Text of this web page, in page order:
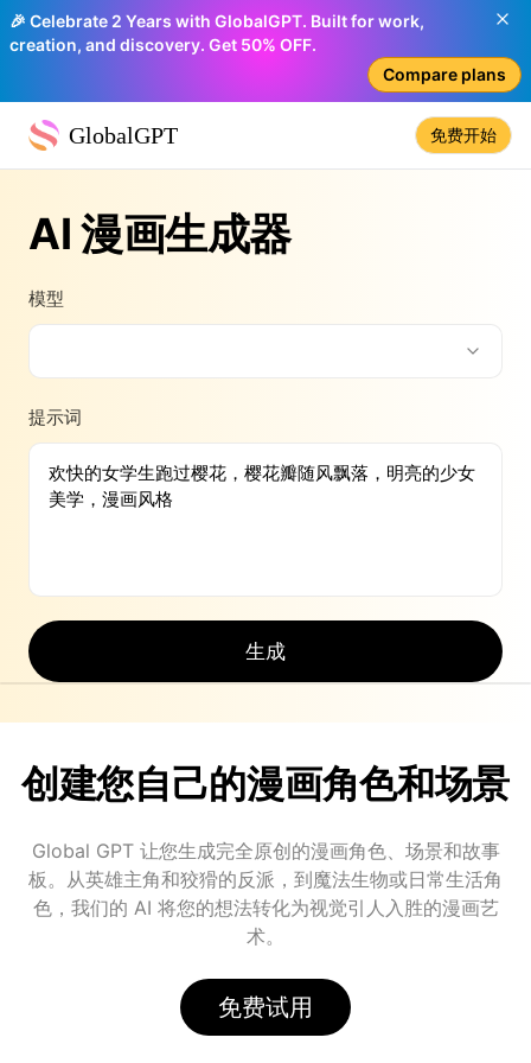
🎉 Celebrate 2 Years with GlobalGPT. Built for work,
creation, and discovery. Get 50% OFF.
Compare plans
GlobalGPT 免费开始
AI 漫画生成器
模型
提示词
生成
创建您自己的漫画角色和场景
Global GPT 让您生成完全原创的漫画角色、场景和故事
板。从英雄主角和狡猾的反派，到魔法生物或日常生活角
色，我们的 AI 将您的想法转化为视觉引人入胜的漫画艺
术。
免费试用